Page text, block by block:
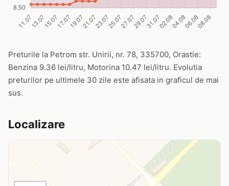
Preturile la Petrom str. Unirii, nr. 78, 335700, Orastie:
Benzina 9.36 lei/litru, Motorina 10.47 lei/litru. Evolutia
preturilor pe ultimele 30 zile este afisata in graficul de mai
sus.
Localizare